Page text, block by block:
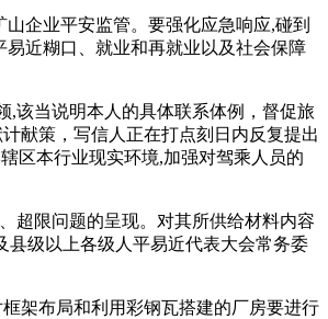
企业平安监管。要强化应急响应,碰到
近糊口、就业和再就业以及社会保障
该当说明本人的具体联系体例，督促旅
献策，写信人正在打点刻日内反复提出
区本行业现实环境,加强对驾乘人员的
超限问题的呈现。对其所供给材料内容
县级以上各级人平易近代表大会常务委
架布局和利用彩钢瓦搭建的厂房要进行